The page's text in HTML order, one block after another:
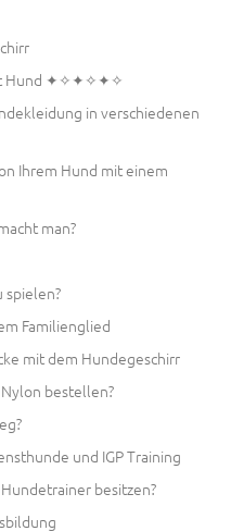
Hund ✦✧✦✧✦✧
in verschiedenen
Ihrem Hund mit einem
man?
spielen?
Familienglied
mit dem Hundegeschirr
bestellen?
und IGP Training
besitzen?